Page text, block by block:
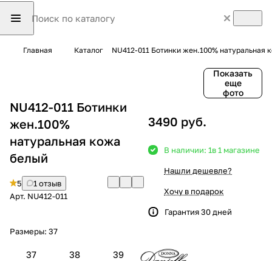
Главная Каталог NU412-011 Ботинки жен.100% натуральная
Показать
еще
фото
NU412-011 Ботинки
жен.100%
натуральная кожа
белый
5
1 отзыв
Арт. NU412-011
Размеры: 37
37 38 39
3490 руб.
В наличии: 1в 1 магазине
Нашли дешевле?
Хочу в подарок
Гарантия 30 дней